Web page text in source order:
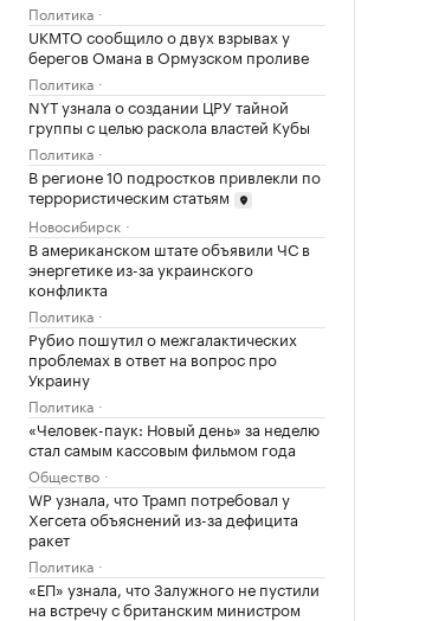
Политика
UKMTO сообщило о двух взрывах у
берегов Омана в Ормузском проливе
Политика
NYT узнала о создании ЦРУ тайной
группы с целью раскола властей Кубы
Политика
В регионе 10 подростков привлекли по
террористическим статьям
Новосибирск
В американском штате объявили ЧС в
энергетике из-за украинского
конфликта
Политика
Рубио пошутил о межгалактических
проблемах в ответ на вопрос про
Украину
Политика
«Человек-паук: Новый день» за неделю
стал самым кассовым фильмом года
Общество
WP узнала, что Трамп потребовал у
Хегсета объяснений из-за дефицита
ракет
Политика
«ЕП» узнала, что Залужного не пустили
на встречу с британским министром